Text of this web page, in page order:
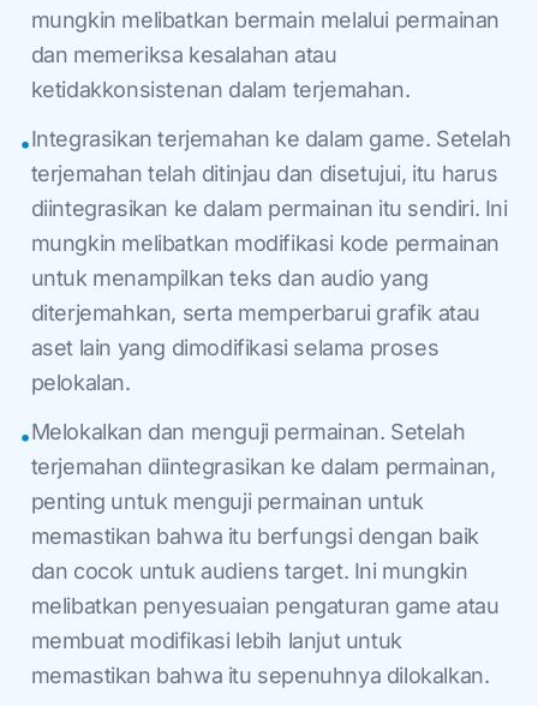
mungkin melibatkan bermain melalui permainan
dan memeriksa kesalahan atau
ketidakkonsistenan dalam terjemahan.
•Integrasikan terjemahan ke dalam game. Setelah
terjemahan telah ditinjau dan disetujui, itu harus
diintegrasikan ke dalam permainan itu sendiri. Ini
mungkin melibatkan modifikasi kode permainan
untuk menampilkan teks dan audio yang
diterjemahkan, serta memperbarui grafik atau
aset lain yang dimodifikasi selama proses
pelokalan.
•Melokalkan dan menguji permainan. Setelah
terjemahan diintegrasikan ke dalam permainan,
penting untuk menguji permainan untuk
memastikan bahwa itu berfungsi dengan baik
dan cocok untuk audiens target. Ini mungkin
melibatkan penyesuaian pengaturan game atau
membuat modifikasi lebih lanjut untuk
memastikan bahwa itu sepenuhnya dilokalkan.